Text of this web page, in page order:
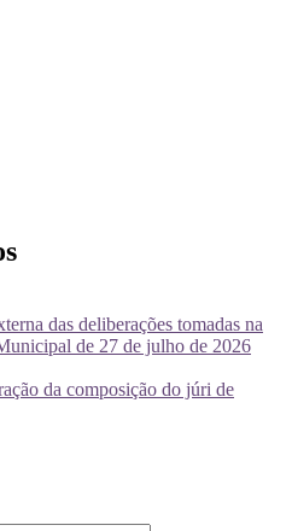
das deliberações tomadas na
de 27 de julho de 2026
da composição do júri de